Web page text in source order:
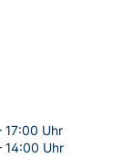
17:00 Uhr
14:00 Uhr